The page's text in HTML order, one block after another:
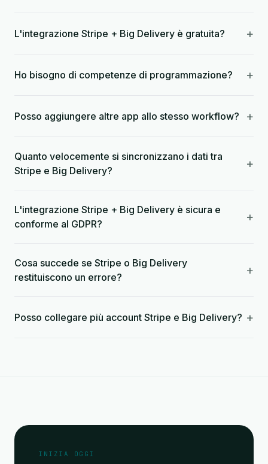
L'integrazione Stripe + Big Delivery è gratuita? +
Ho bisogno di competenze di programmazione? +
Posso aggiungere altre app allo stesso workflow? +
Quanto velocemente si sincronizzano i dati tra
Stripe e Big Delivery?
+
L'integrazione Stripe + Big Delivery è sicura e
conforme al GDPR?
+
Cosa succede se Stripe o Big Delivery
restituiscono un errore?
+
Posso collegare più account Stripe e Big Delivery? +
INIZIA OGGI